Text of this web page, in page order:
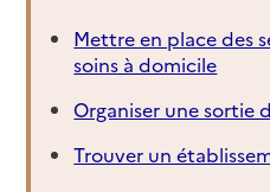
Mettre en place des
soins à domicile
Organiser une sortie
Trouver un